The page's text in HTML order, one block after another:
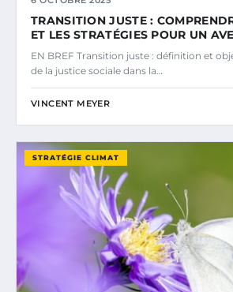
TRANSITION JUSTE :
ET LES STRATÉGIES POUR UN
EN BREF Transition juste : définition et
de la justice sociale dans la…
VINCENT MEYER
STRATÉGIE CLIMAT